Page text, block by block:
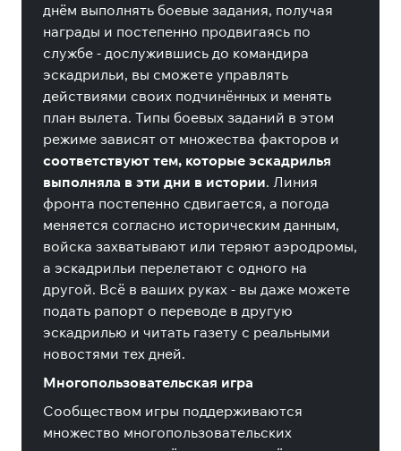
днём выполнять боевые задания, получая
награды и постепенно продвигаясь по
службе - дослужившись до командира
эскадрильи, вы сможете управлять
действиями своих подчинённых и менять
план вылета. Типы боевых заданий в этом
режиме зависят от множества факторов и
соответствуют тем, которые эскадрилья
выполняла в эти дни в истории. Линия
фронта постепенно сдвигается, а погода
меняется согласно историческим данным,
войска захватывают или теряют аэродромы,
а эскадрильи перелетают с одного на
другой. Всё в ваших руках - вы даже можете
подать рапорт о переводе в другую
эскадрилью и читать газету с реальными
новостями тех дней.
Многопользовательская игра
Сообществом игры поддерживаются
множество многопользовательских